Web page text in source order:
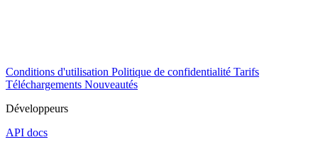
Conditions d'utilisation Politique de confidentialité Tarifs
Téléchargements Nouveautés
Développeurs
API docs